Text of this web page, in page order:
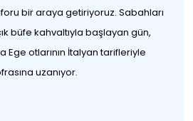
bir araya getiriyoruz. Sabahları
büfe kahvaltıyla başlayan gün,
Ege otlarının İtalyan tarifleriyle
uzanıyor.